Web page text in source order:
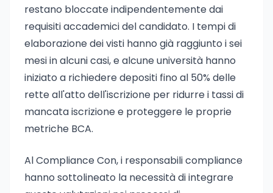
restano bloccate indipendentemente dai
requisiti accademici del candidato. I tempi di
elaborazione dei visti hanno già raggiunto i sei
mesi in alcuni casi, e alcune università hanno
iniziato a richiedere depositi fino al 50% delle
rette all'atto dell'iscrizione per ridurre i tassi di
mancata iscrizione e proteggere le proprie
metriche BCA.
Al Compliance Con, i responsabili compliance
hanno sottolineato la necessità di integrare